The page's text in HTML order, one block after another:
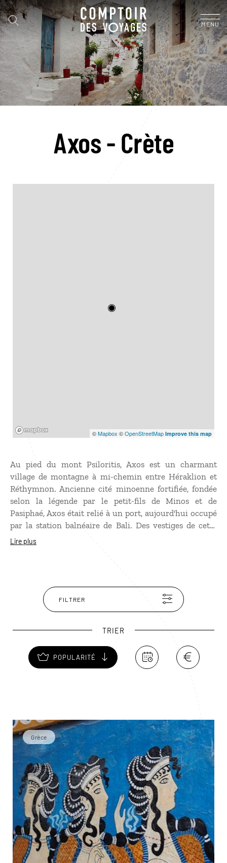
MENU
Axos - Crète
©Mapbox ©OpenStreetMap Improve this map
Au pied du mont Psiloritis, Axos est un charmant
village de montagne à mi-chemin entre Héraklion et
Réthymnon. Ancienne cité minoenne fortifiée, fondée
selon la légende par le petit-fils de Minos et de
Pasiphaé, Axos était relié à un port, aujourd'hui occupé
par la station balnéaire de Bali. Des vestiges de cette
période se trouvent en dehors de la ville actuelle, qui
Koutantos.
Lire plus
FILTRER
TRIER
POPULARITÉ
Grèce